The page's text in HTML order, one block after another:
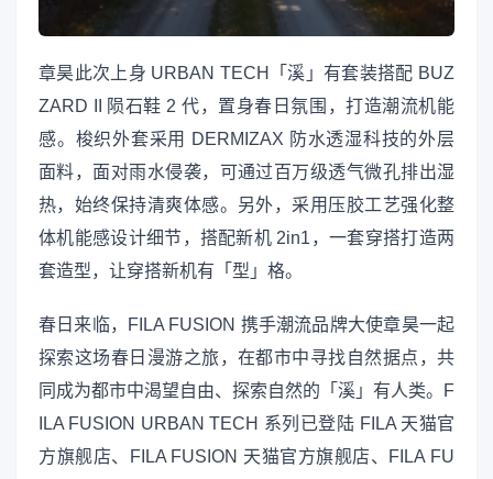
章昊此次上身 URBAN TECH「溪」有套装搭配 BUZ
ZARD II 陨石鞋 2 代，置身春日氛围，打造潮流机能
感。梭织外套采用 DERMIZAX 防水透湿科技的外层
面料，面对雨水侵袭，可通过百万级透气微孔排出湿
热，始终保持清爽体感。另外，采用压胶工艺强化整
体机能感设计细节，搭配新机 2in1，一套穿搭打造两
套造型，让穿搭新机有「型」格。
春日来临，FILA FUSION 携手潮流品牌大使章昊一起
探索这场春日漫游之旅，在都市中寻找自然据点，共
同成为都市中渴望自由、探索自然的「溪」有人类。F
ILA FUSION URBAN TECH 系列已登陆 FILA 天猫官
方旗舰店、FILA FUSION 天猫官方旗舰店、FILA FU